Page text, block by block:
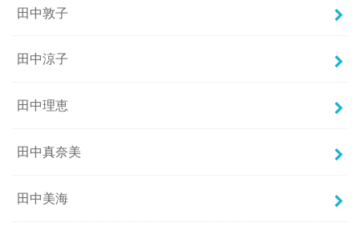
田中敦子
田中涼子
田中理恵
田中真奈美
田中美海